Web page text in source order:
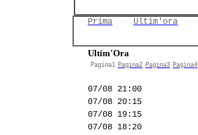
Prima Ultim'ora
Ultim'Ora
Pagina1 Pagina2 Pagina3 Pagina4
07/08 21:00
07/08 20:15
07/08 19:15
07/08 18:20